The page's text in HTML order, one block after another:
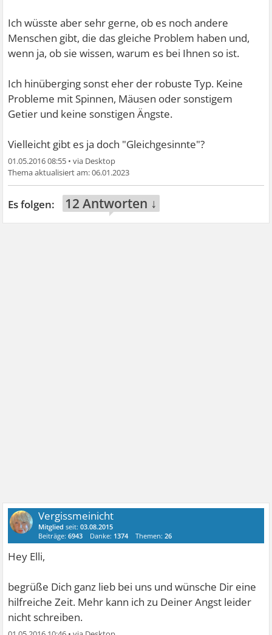
Ich wüsste aber sehr gerne, ob es noch andere
Menschen gibt, die das gleiche Problem haben und,
wenn ja, ob sie wissen, warum es bei Ihnen so ist.
Ich hinüberging sonst eher der robuste Typ. Keine
Probleme mit Spinnen, Mäusen oder sonstigem
Getier und keine sonstigen Ängste.
Vielleicht gibt es ja doch "Gleichgesinnte"?
01.05.2016 08:55 •
06.01.2023
12 Antworten ↓
Vergissmeinicht
Mitglied seit:03.08.2015
Beiträge:6943 Danke: 1374 Themen:26
Hey Elli,
begrüße Dich ganz lieb bei uns und wünsche Dir eine
hilfreiche Zeit. Mehr kann ich zu Deiner Angst leider
nicht schreiben.